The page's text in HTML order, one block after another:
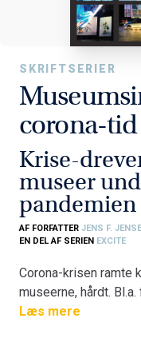
SKRIFTSERIER
corona-tid
Krise-
museer
pandemien
AF FORFATTER JENS F.
EN DEL AF SERIEN EXCITE
Corona-krisen ramte
museerne, hårdt.
Læs mere